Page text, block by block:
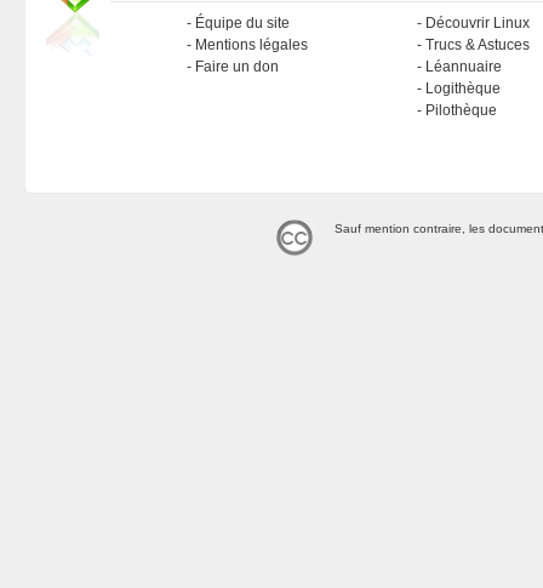
Équipe du site
Mentions légales
Faire un don
Découvrir Linux
Trucs & Astuces
Léannuaire
Logithèque
Pilothèque
Sauf mention contraire, les